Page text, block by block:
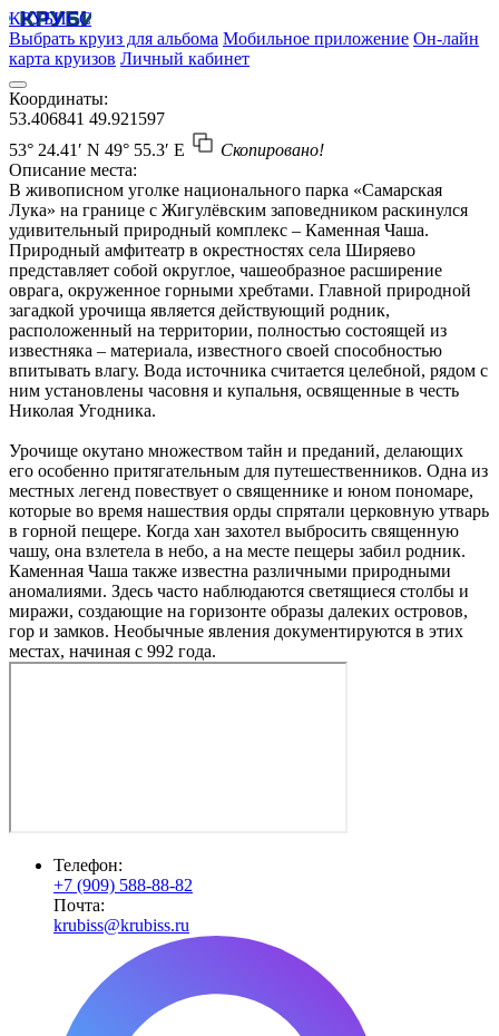
КРУБИСС
Выбрать круиз для альбома Мобильное приложение Он-лайн
карта круизов Личный кабинет
Координаты:
53.406841 49.921597
53° 24.41′ N 49° 55.3′ E
Скопировано!
Описание места:
В живописном уголке национального парка «Самарская
Лука» на границе с Жигулёвским заповедником раскинулся
удивительный природный комплекс – Каменная Чаша.
Природный амфитеатр в окрестностях села Ширяево
представляет собой округлое, чашеобразное расширение
оврага, окруженное горными хребтами. Главной природной
загадкой урочища является действующий родник,
расположенный на территории, полностью состоящей из
известняка – материала, известного своей способностью
впитывать влагу. Вода источника считается целебной, рядом с
ним установлены часовня и купальня, освященные в честь
Николая Угодника.
Урочище окутано множеством тайн и преданий, делающих
его особенно притягательным для путешественников. Одна из
местных легенд повествует о священнике и юном пономаре,
которые во время нашествия орды спрятали церковную утварь
в горной пещере. Когда хан захотел выбросить священную
чашу, она взлетела в небо, а на месте пещеры забил родник.
Каменная Чаша также известна различными природными
аномалиями. Здесь часто наблюдаются светящиеся столбы и
миражи, создающие на горизонте образы далеких островов,
гор и замков. Необычные явления документируются в этих
местах, начиная с 992 года.
Телефон:
+7 (909) 588-88-82
Почта:
krubiss@krubiss.ru